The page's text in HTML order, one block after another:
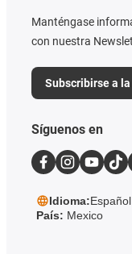
Manténgase
con nuestra
Subscribirse a
Síguenos en
Idioma:Español
País: Mexico